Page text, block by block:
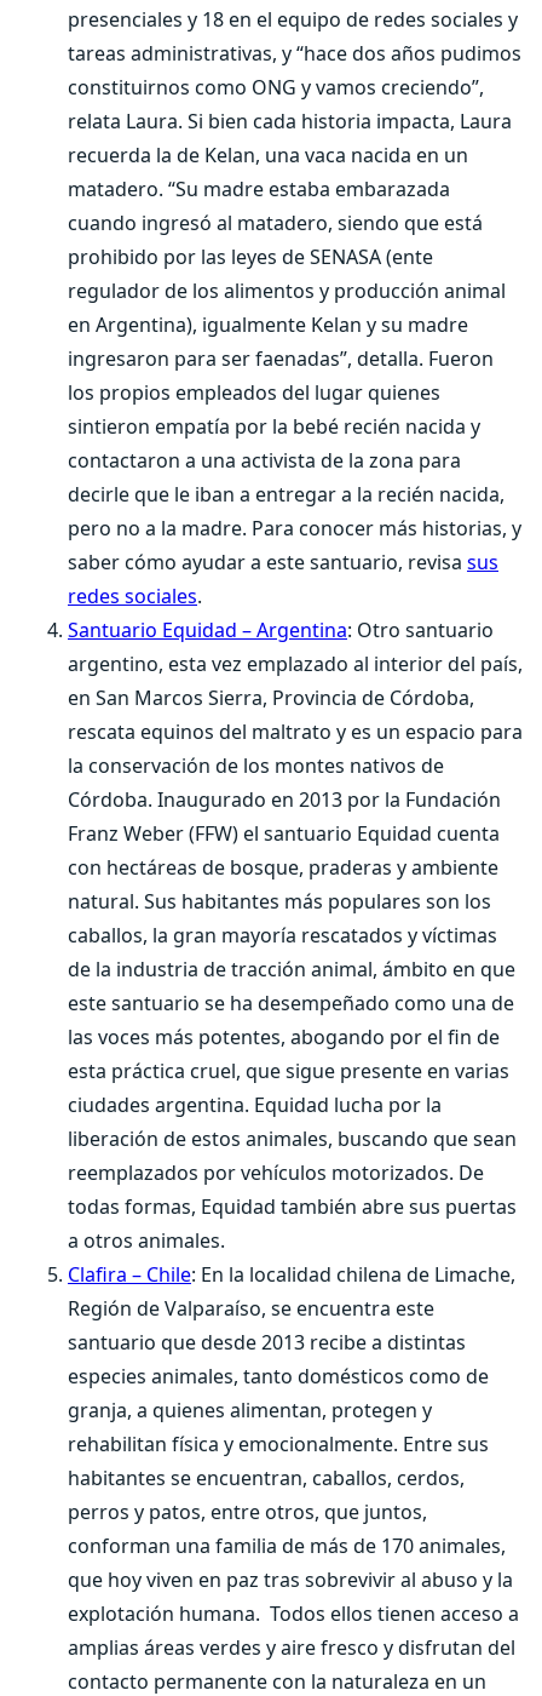
presenciales y 18 en el equipo de redes sociales y
tareas administrativas, y “hace dos años pudimos
constituirnos como ONG y vamos creciendo”,
relata Laura. Si bien cada historia impacta, Laura
recuerda la de Kelan, una vaca nacida en un
matadero. “Su madre estaba embarazada
cuando ingresó al matadero, siendo que está
prohibido por las leyes de SENASA (ente
regulador de los alimentos y producción animal
en Argentina), igualmente Kelan y su madre
ingresaron para ser faenadas”, detalla. Fueron
los propios empleados del lugar quienes
sintieron empatía por la bebé recién nacida y
contactaron a una activista de la zona para
decirle que le iban a entregar a la recién nacida,
pero no a la madre. Para conocer más historias, y
saber cómo ayudar a este santuario, revisa sus
redes sociales.
Santuario Equidad – Argentina: Otro santuario
argentino, esta vez emplazado al interior del país,
en San Marcos Sierra, Provincia de Córdoba,
rescata equinos del maltrato y es un espacio para
la conservación de los montes nativos de
Córdoba. Inaugurado en 2013 por la Fundación
Franz Weber (FFW) el santuario Equidad cuenta
con hectáreas de bosque, praderas y ambiente
natural. Sus habitantes más populares son los
caballos, la gran mayoría rescatados y víctimas
de la industria de tracción animal, ámbito en que
este santuario se ha desempeñado como una de
las voces más potentes, abogando por el fin de
esta práctica cruel, que sigue presente en varias
ciudades argentina. Equidad lucha por la
liberación de estos animales, buscando que sean
reemplazados por vehículos motorizados. De
todas formas, Equidad también abre sus puertas
a otros animales.
Clafira – Chile: En la localidad chilena de Limache,
Región de Valparaíso, se encuentra este
santuario que desde 2013 recibe a distintas
especies animales, tanto domésticos como de
granja, a quienes alimentan, protegen y
rehabilitan física y emocionalmente. Entre sus
habitantes se encuentran, caballos, cerdos,
perros y patos, entre otros, que juntos,
conforman una familia de más de 170 animales,
que hoy viven en paz tras sobrevivir al abuso y la
explotación humana. Todos ellos tienen acceso a
amplias áreas verdes y aire fresco y disfrutan del
contacto permanente con la naturaleza en un